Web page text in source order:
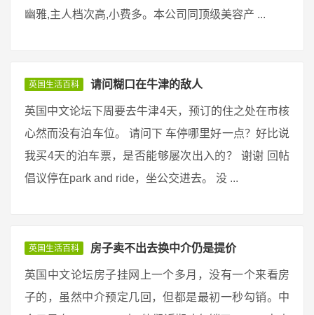
幽雅,主人档次高,小费多。本公司同顶级美容产 ...
英国生活百科 请问糊口在牛津的敌人
英国中文论坛下周要去牛津4天，预订的住之处在市核
心然而没有泊车位。 请问下 车停哪里好一点？好比说
我买4天的泊车票，是否能够屡次出入的？ 谢谢 回帖
倡议停在park and ride，坐公交进去。 没 ...
英国生活百科 房子卖不出去换中介仍是提价
英国中文论坛房子挂网上一个多月，没有一个来看房
子的，虽然中介预定几回，但都是最初一秒勾销。中